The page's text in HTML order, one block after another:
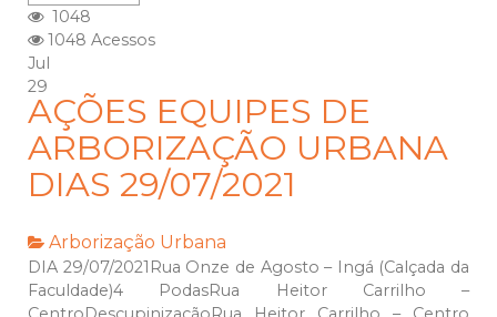
1048
1048 Acessos
Jul
29
AÇÕES EQUIPES DE
ARBORIZAÇÃO URBANA
DIAS 29/07/2021
Arborização Urbana
DIA 29/07/2021Rua Onze de Agosto – Ingá (Calçada da
Faculdade)4 PodasRua Heitor Carrilho –